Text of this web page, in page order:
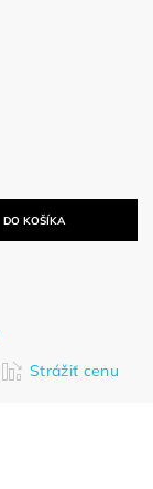
Strážiť cenu